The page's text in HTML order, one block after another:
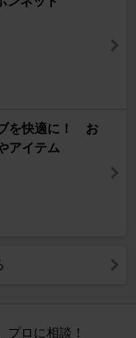
を快適に！ お
アイテム
プロに相談！